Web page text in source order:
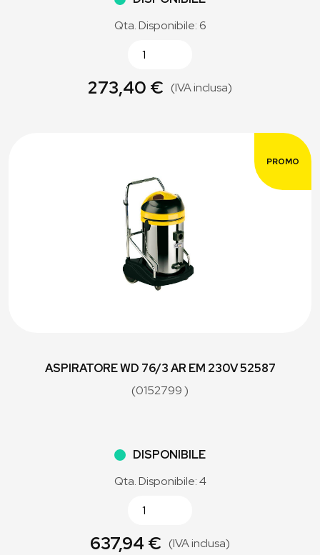
Qta. Disponibile: 6
273,40 € (IVA inclusa)
PROMO
ASPIRATORE WD 76/3 AR EM 230V 52587
(0152799 )
DISPONIBILE
Qta. Disponibile: 4
637,94 € (IVA inclusa)